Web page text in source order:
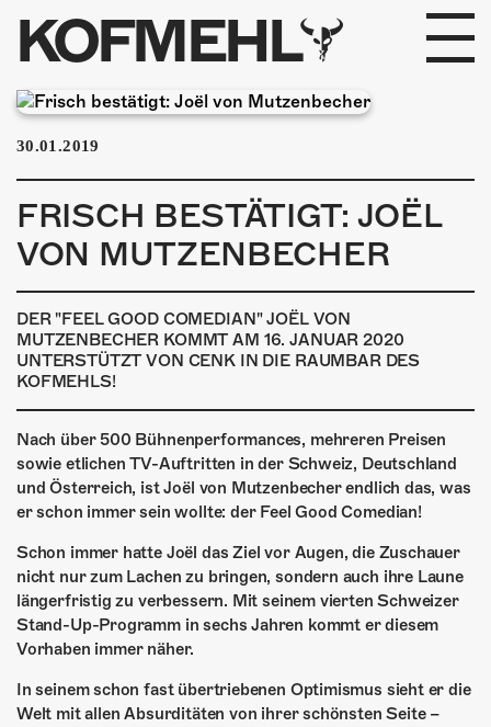
KOFMEHL
PROGRAMM
FABRIKGEFLÜSTER
GALERIE
PHOTOMAT
INFOS
KONTAKT
ÜBER UNS
GÖNNEREI
SHOP
MITMACHEN
30.01.2019
FRISCH BESTÄTIGT: JOËL
VON MUTZENBECHER
DER "FEEL GOOD COMEDIAN" JOËL VON
MUTZENBECHER KOMMT AM 16. JANUAR 2020
UNTERSTÜTZT VON CENK IN DIE RAUMBAR DES
KOFMEHLS!
Nach über 500 Bühnenperformances, mehreren Preisen
sowie etlichen TV-Auftritten in der Schweiz, Deutschland
und Österreich, ist Joël von Mutzenbecher endlich das, was
er schon immer sein wollte: der Feel Good Comedian!
Schon immer hatte Joël das Ziel vor Augen, die Zuschauer
nicht nur zum Lachen zu bringen, sondern auch ihre Laune
längerfristig zu verbessern. Mit seinem vierten Schweizer
Stand-Up-Programm in sechs Jahren kommt er diesem
Vorhaben immer näher.
In seinem schon fast übertriebenen Optimismus sieht er die
Welt mit allen Absurditäten von ihrer schönsten Seite –